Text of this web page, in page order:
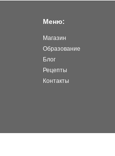
Меню:
Магазин
Образование
Блог
Рецепты
Контакты